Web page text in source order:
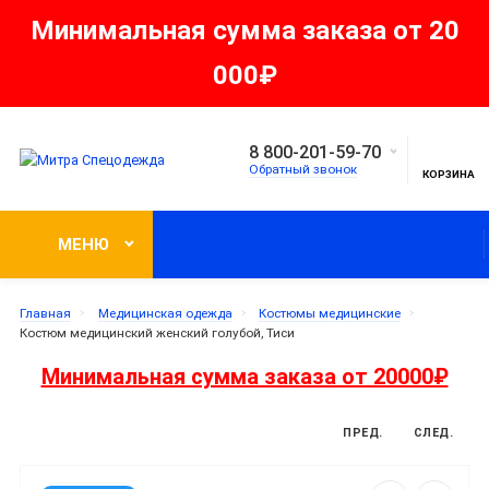
Минимальная сумма заказа от 20
000₽
8 800-201-59-70
Обратный звонок КОРЗИНА
МЕНЮ
Главная Медицинская одежда
Костюмы медицинские
Костюм медицинский женский голубой, Тиси
Минимальная сумма заказа от 20000₽
ПРЕД. СЛЕД.